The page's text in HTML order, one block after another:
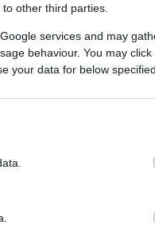
other third parties.
services and may
behaviour. You may
your data for below
σχετίζονται
οργάνωση και
δραστηριότητες,
διακίνησης
να